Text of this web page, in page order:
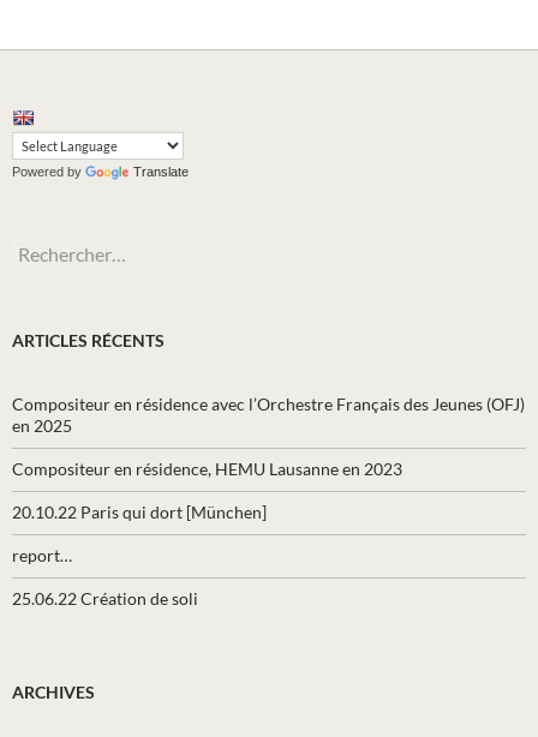
Powered by Translate
Rechercher :
ARTICLES RÉCENTS
Compositeur en résidence avec l’Orchestre Français des Jeunes (OFJ)
en 2025
Compositeur en résidence, HEMU Lausanne en 2023
20.10.22 Paris qui dort [München]
report…
25.06.22 Création de soli
ARCHIVES